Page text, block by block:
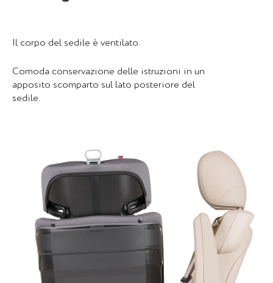
Il corpo del sedile è ventilato.
Comoda conservazione delle istruzioni in un
apposito scomparto sul lato posteriore del
sedile.